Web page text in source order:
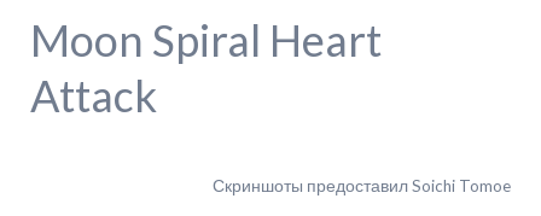
Moon Spiral Heart
Attack
Скриншоты предоставил Soichi Tomoe